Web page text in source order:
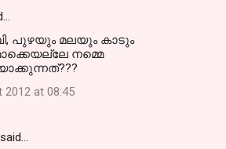
പുഴയും മലയും കാടും
നമ്മെ
2012 at 08:45
said…